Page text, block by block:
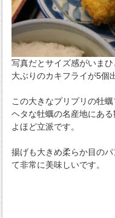
写真だとサイズ感がいまひ
大ぶりのカキフライが5個
この大きなプリプリの牡蠣
ヘタな牡蠣の名産地にあ
よほど立派です。
揚げも大きめ柔らか目の
て非常に美味しいです。